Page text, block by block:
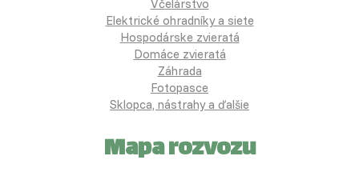
Včelárstvo
Elektrické ohradníky a siete
Hospodárske zvieratá
Domáce zvieratá
Záhrada
Fotopasce
Sklopca, nástrahy a ďalšie
Mapa rozvozu